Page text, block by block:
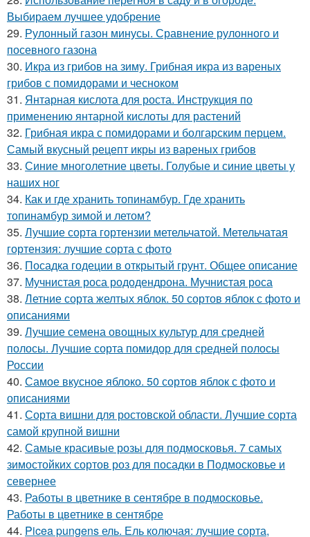
Выбираем лучшее удобрение
29. Рулонный газон минусы. Сравнение рулонного и
посевного газона
30. Икра из грибов на зиму. Грибная икра из вареных
грибов с помидорами и чесноком
31. Янтарная кислота для роста. Инструкция по
применению янтарной кислоты для растений
32. Грибная икра с помидорами и болгарским перцем.
Самый вкусный рецепт икры из вареных грибов
33. Синие многолетние цветы. Голубые и синие цветы у
наших ног
34. Как и где хранить топинамбур. Где хранить
топинамбур зимой и летом?
35. Лучшие сорта гортензии метельчатой. Метельчатая
гортензия: лучшие сорта с фото
36. Посадка годеции в открытый грунт. Общее описание
37. Мучнистая роса рододендрона. Мучнистая роса
38. Летние сорта желтых яблок. 50 сортов яблок с фото и
описаниями
39. Лучшие семена овощных культур для средней
полосы. Лучшие сорта помидор для средней полосы
России
40. Самое вкусное яблоко. 50 сортов яблок с фото и
описаниями
41. Сорта вишни для ростовской области. Лучшие сорта
самой крупной вишни
42. Самые красивые розы для подмосковья. 7 самых
зимостойких сортов роз для посадки в Подмосковье и
севернее
43. Работы в цветнике в сентябре в подмосковье.
Работы в цветнике в сентябре
44. Picea pungens ель. Ель колючая: лучшие сорта,